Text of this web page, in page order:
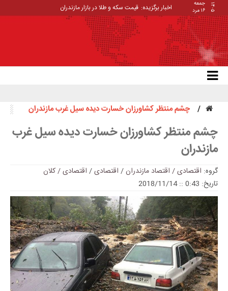
۱۴۰۵
جمعه
۱۶ مرد
اخبار برگزیده: قیمت سکه و طلا در بازار مازندران
چشم منتظر کشاورزان خسارت دیده سیل غرب مازندران
چشم منتظر کشاورزان خسارت دیده سیل غرب
مازندران
گروه: اقتصادی / اقتصاد مازندران/ اقتصادی/ اقتصادی / کلان
تاریخ: 0:43 :: 2018/11/14